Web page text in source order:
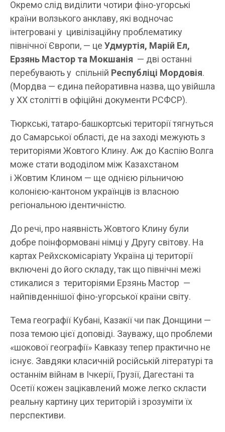
Окремо слід виділити чотири фіно-угорські
країни волзького анклаву, які водночас
інтегровані у цивілізаційну проблематику
північної Європи, — це Удмуртія, Марій Ел,
Ерзянь Мастор та Мокшанія — дві останні
перебувають у спільній Республіці Мордовія.
(Мордва — єдина пейоративна назва, що увійшла
у ХХ столітті в офіційні документи РСФСР).
Тюркські, татаро-башкортські території тягнуться
до Самарської області, де на заході межують з
територіями Жовтого Клину. Аж до Каспію Волга
може стати вододілом між Казахстаном
і Жовтим Клином — ще однією рільничою
колонією-кантоном українців із власною
регіональною ідентичністю.
До речі, про наявність Жовтого Клину були
добре поінформовані німці у Другу світову. На
картах Рейхскомісаріату Україна ці території
включені до його складу, так що північні межі
стикалися з територіями Ерзянь Мастор —
найпівденнішої фіно-угорської країни світу.
Тема географії Кубані, Казакії чи пак Донщини —
поза темою цієї доповіді. Зауважу, що проблеми
«шокової географії» Кавказу тепер практично не
існує. Завдяки класичній російській літературі та
останнім війнам в Ічкерії, Грузії, Дагестані та
Осетії кожен зацікавлений може легко скласти
реальну картину цих територій і зрозуміти їх
перспективи.